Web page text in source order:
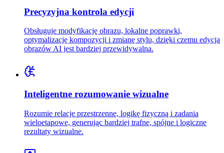
Precyzyjna kontrola edycji
Obsługuje modyfikację obrazu, lokalne poprawki,
optymalizację kompozycji i zmianę stylu, dzięki czemu edycja
obrazów AI jest bardziej przewidywalna.
Inteligentne rozumowanie wizualne
Rozumie relacje przestrzenne, logikę fizyczną i zadania
wieloetapowe, generując bardziej trafne, spójne i logiczne
rezultaty wizualne.